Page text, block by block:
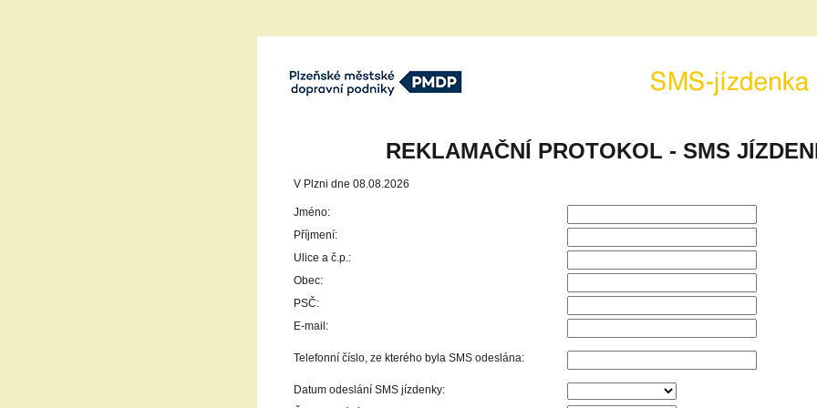
a.s.
REKLAMAČNÍ PROTOKOL - SMS
V Plzni dne 08.08.2026
Jméno:
Příjmení:
Ulice a č.p.:
Obec:
PSČ:
E-mail:
Telefonní číslo, ze kterého byla SMS odeslána:
Datum odeslání SMS jízdenky: